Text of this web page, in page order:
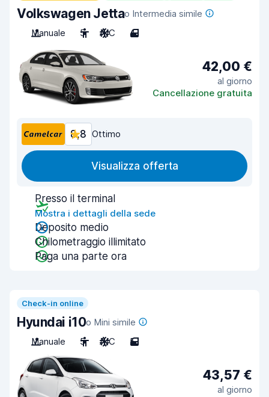
Volkswagen Jettao Intermedia simile
Manuale
5 A/C 4
42,00 €
al giorno
Cancellazione gratuita
8,8 Ottimo
Visualizza offerta
Presso il terminal
Mostra i dettagli della sede
Deposito medio
Chilometraggio illimitato
Paga una parte ora
Check-in online
Hyundai i10o Mini simile
Manuale
5 A/C 5
43,57 €
al giorno